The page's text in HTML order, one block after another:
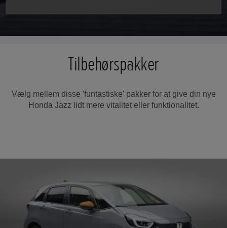
Tilbehørspakker
Vælg mellem disse 'funtastiske' pakker for at give din nye
Honda Jazz lidt mere vitalitet eller funktionalitet.